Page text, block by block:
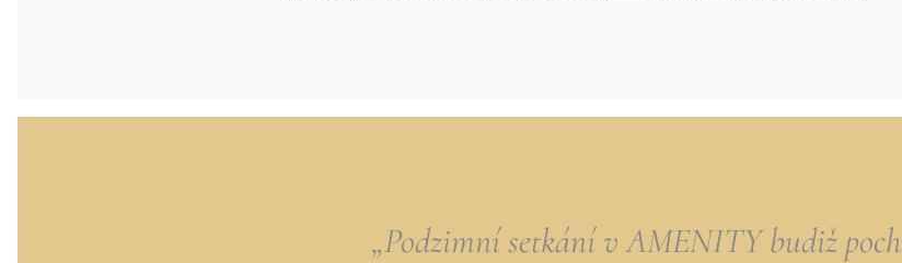
„Podzimní setkání v AMENITY budiž